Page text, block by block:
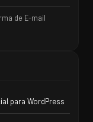
de E-mail
para WordPress